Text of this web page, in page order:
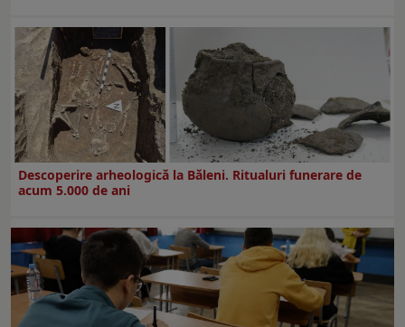
Descoperire arheologică la Băleni. Ritualuri funerare de
acum 5.000 de ani